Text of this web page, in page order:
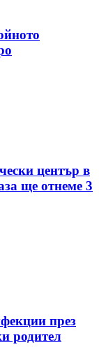
център в
ще отнеме 3
през
родител